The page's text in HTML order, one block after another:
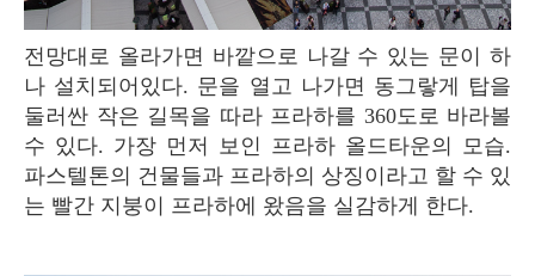
전망대로 올라가면 바깥으로 나갈 수 있는 문이 하
나 설치되어있다. 문을 열고 나가면 동그랗게 탑을
둘러싼 작은 길목을 따라 프라하를 360도로 바라볼
수 있다. 가장 먼저 보인 프라하 올드타운의 모습.
파스텔톤의 건물들과 프라하의 상징이라고 할 수 있
는 빨간 지붕이 프라하에 왔음을 실감하게 한다.